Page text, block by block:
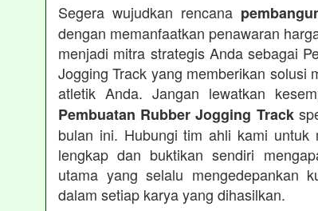
Segera wujudkan rencana
dengan memanfaatkan penawaran
menjadi mitra strategis Anda sebagai
Jogging Track yang memberikan solusi
atletik Anda. Jangan lewatkan
Pembuatan Rubber Jogging Track
bulan ini. Hubungi tim ahli kami untuk
lengkap dan buktikan sendiri
utama yang selalu mengedepankan
dalam setiap karya yang dihasilkan.